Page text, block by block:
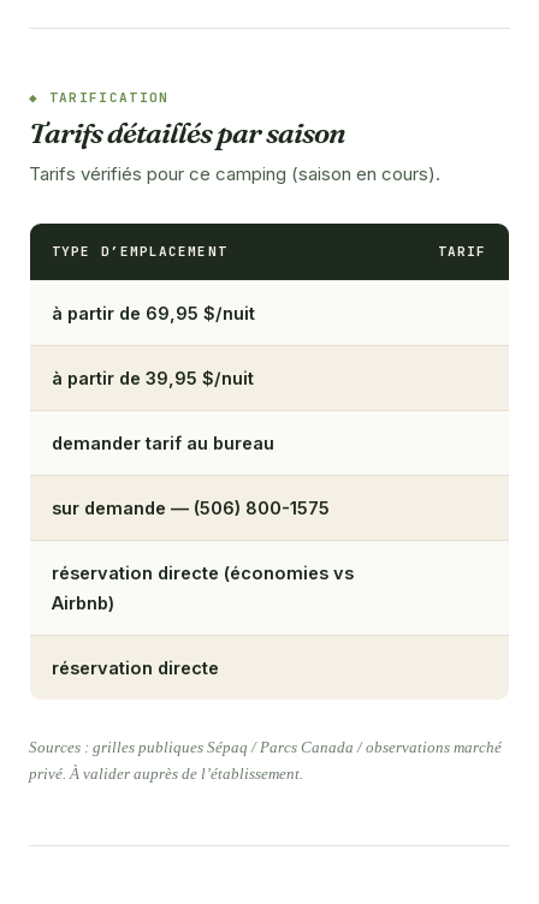
TARIFICATION
Tarifs détaillés par saison
Tarifs vérifiés pour ce camping (saison en cours).
TYPE D’EMPLACEMENT TARIF
à partir de 69,95 $/nuit
à partir de 39,95 $/nuit
demander tarif au bureau
sur demande — (506) 800-1575
réservation directe (économies vs
Airbnb)
réservation directe
Sources : grilles publiques Sépaq / Parcs Canada / observations marché
privé. À valider auprès de l’établissement.